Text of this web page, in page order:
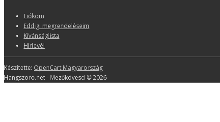
Fiókom
Eddigi megrendeléseim
Kívánságlista
Hírlevél
Készítette: OpenCart Magyarország
Hangszoro.net - Mezőkövesd © 2026